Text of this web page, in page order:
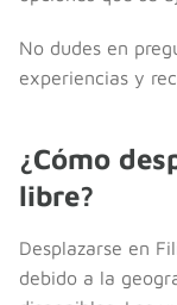
No dudes en
experiencias y
¿Cómo
libre?
Desplazarse en
debido a la